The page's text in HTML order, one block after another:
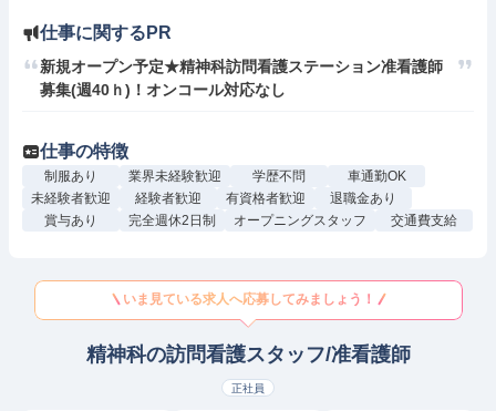
仕事に関するPR
新規オープン予定★精神科訪問看護ステーション准看護師
募集(週40ｈ)！オンコール対応なし
仕事の特徴
制服あり 業界未経験歓迎 学歴不問
車通勤OK
未経験者歓迎
経験者歓迎 有資格者歓迎
退職金あり
賞与あり
完全週休2日制 オープニングスタッフ 交通費支給
いま見ている求人へ応募してみましょう！
精神科の訪問看護スタッフ/准看護師
正社員